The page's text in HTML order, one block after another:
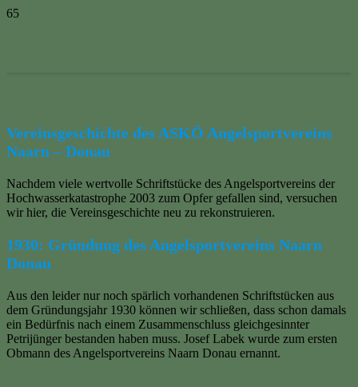
Vereinsgeschichte des ASKÖ Angelsportvereins
Naarn – Donau
Nachdem viele wertvolle Schriftstücke des Angelsportvereins der
Hochwasserkatastrophe 2003 zum Opfer gefallen sind, versuchen
wir hier, die Vereinsgeschichte neu zu rekonstruieren.
1930: Gründung des Angelsportvereins Naarn
Donau
Aus den leider nur noch spärlich vorhandenen Schriftstücken aus
dem Gründungsjahr 1930 können wir schließen, dass schon damals
ein Bedürfnis nach einem Zusammenschluss gleichgesinnter
Petrijünger bestanden haben muss. Josef Labek wurde zum ersten
Obmann des Angelsportvereins Naarn Donau ernannt.